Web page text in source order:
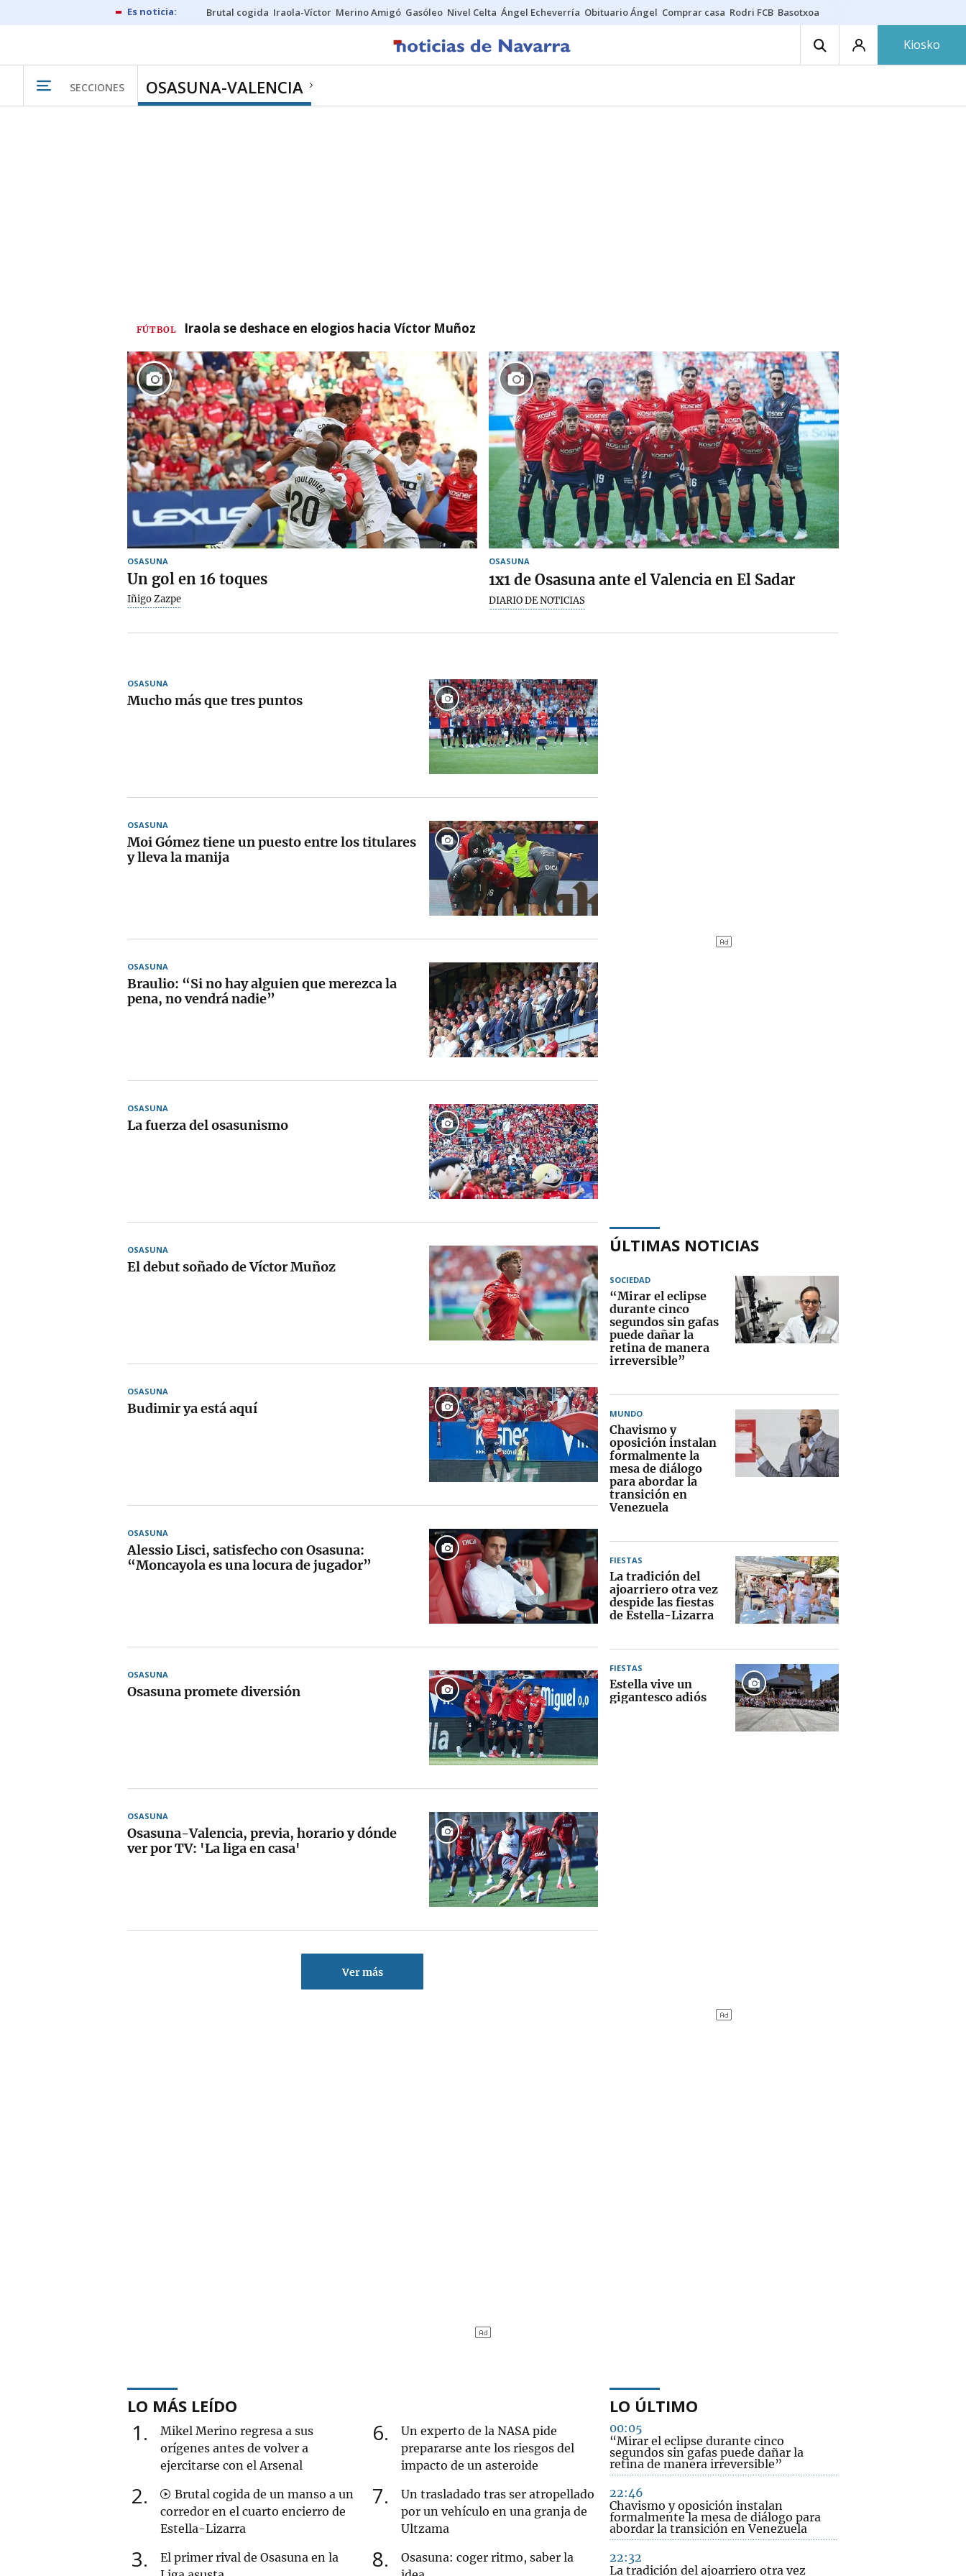
Brutal cogida Iraola-Víctor Merino Amigó Gasóleo Nivel Celta Ángel Echeverría Obituario Ángel Comprar casa Rodri FCB Basotxoa
Kiosko
SECCIONES OSASUNA-VALENCIA
FÚTBOL Iraola se deshace en elogios hacia Víctor Muñoz
OSASUNA
Un gol en 16 toques
Iñigo Zazpe
OSASUNA
1x1 de Osasuna ante el Valencia en El Sadar
DIARIO DE NOTICIAS
OSASUNA
Mucho más que tres puntos
OSASUNA
Moi Gómez tiene un puesto entre los titulares
y lleva la manija
OSASUNA
Braulio: “Si no hay alguien que merezca la
pena, no vendrá nadie”
OSASUNA
La fuerza del osasunismo
OSASUNA
El debut soñado de Víctor Muñoz
OSASUNA
Budimir ya está aquí
OSASUNA
Alessio Lisci, satisfecho con Osasuna:
“Moncayola es una locura de jugador”
OSASUNA
Osasuna promete diversión
OSASUNA
Osasuna-Valencia, previa, horario y dónde
ver por TV: 'La liga en casa'
Ver más
ÚLTIMAS NOTICIAS
SOCIEDAD
“Mirar el eclipse
durante cinco
segundos sin gafas
puede dañar la
retina de manera
irreversible”
MUNDO
Chavismo y
oposición instalan
formalmente la
mesa de diálogo
para abordar la
transición en
Venezuela
FIESTAS
La tradición del
ajoarriero otra vez
despide las fiestas
de Estella-Lizarra
FIESTAS
Estella vive un
gigantesco adiós
LO MÁS LEÍDO
1
Mikel Merino regresa a sus
orígenes antes de volver a
ejercitarse con el Arsenal
2
Brutal cogida de un manso a un
corredor en el cuarto encierro de
Estella-Lizarra
3
El primer rival de Osasuna en la
6
Un experto de la NASA pide
prepararse ante los riesgos del
impacto de un asteroide
7
Un trasladado tras ser atropellado
por un vehículo en una granja de
Ultzama
8
Osasuna: coger ritmo, saber la
LO ÚLTIMO
00:05
“Mirar el eclipse durante cinco
segundos sin gafas puede dañar la
retina de manera irreversible”
22:46
Chavismo y oposición instalan
formalmente la mesa de diálogo para
abordar la transición en Venezuela
22:32
La tradición del ajoarriero otra vez